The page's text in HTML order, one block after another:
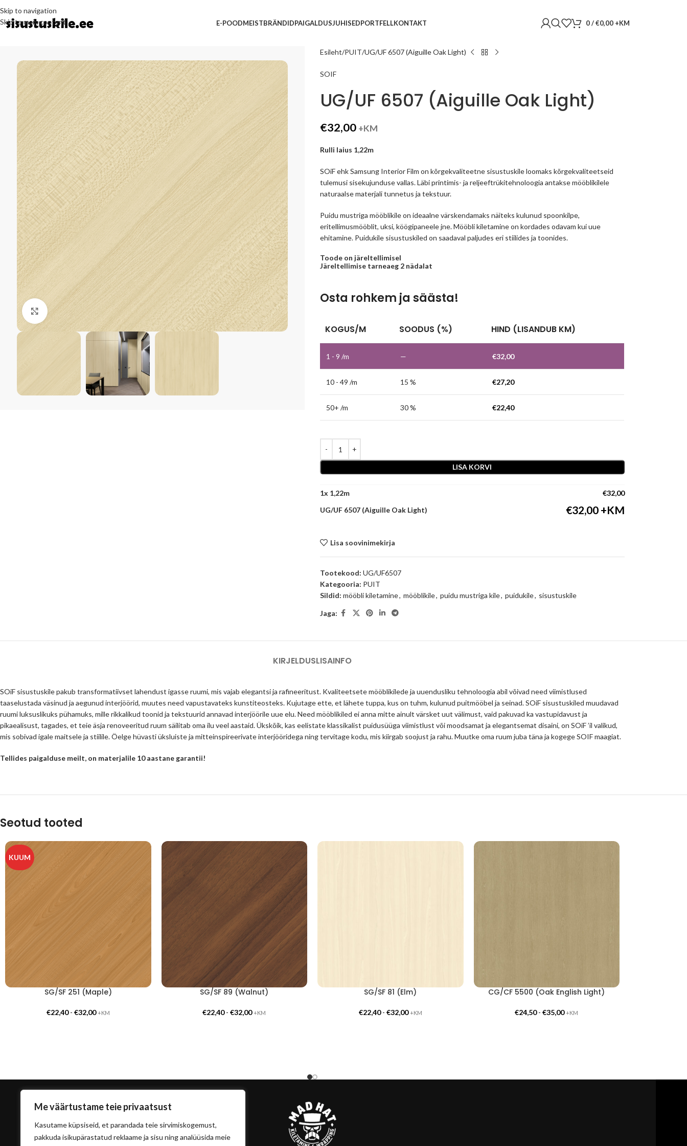
Me väärtustame teie privaatsust
Kasutame küpsiseid, et parandada teie sirvimiskogemust,
pakkuda isikupärastatud reklaame ja sisu ning analüüsida meie
Skip to navigation
Skip to main content
E-POODMEISTBRÄNDIDPAIGALDUSJUHISEDPORTFELLKONTAKT 0/€0,00
Kliki suurendamiseks
Esileht PUIT UG/UF 6507 (Aiguille Oak Light)
SOIF
UG/UF 6507 (Aiguille Oak Light)
€32,00 +KM
Rulli laius 1,22m
SOiF ehk Samsung Interior Film on kõrgekvaliteetne sisustuskile loomaks kõrgekvaliteetseid
tulemusi sisekujunduse vallas. Läbi printimis- ja reljeeftrükitehnoloogia antakse mööblikilele
naturaalse materjali tunnetus ja tekstuur.
Puidu mustriga mööblikile on ideaalne värskendamaks näiteks kulunud spoonkilpe,
eritellimusmööblit, uksi, köögipaneele jne. Mööbli kiletamine on kordades odavam kui uue
ehitamine. Puidukile sisustuskiled on saadaval paljudes eri stiilides ja toonides.
Toode on järeltellimisel
Järeltellimise tarneaeg 2 nädalat
Osta rohkem ja säästa!
KOGUS/M SOODUS (%) HIND (LISANDUB KM)
1 - 9 /m — €32,00
10 - 49 /m 15 % €27,20
50+ /m 30 % €22,40
LISA KORVI
1x €32,00
UG/UF 6507 (Aiguille Oak Light)
€32,00
Lisa soovinimekirja
Tootekood: UG/UF6507
Kategooria: PUIT
Sildid: mööbli kiletamine, mööblikile, puidu mustriga kile, puidukile, sisustuskile
Jaga:
KIRJELDUSLISAINFO
SOiF sisustuskile pakub transformatiivset lahendust igasse ruumi, mis vajab elegantsi ja rafineeritust. Kvaliteetsete mööblikilede ja uuendusliku tehnoloogia abil võivad need viimistlused
taaselustada väsinud ja aegunud interjöörid, muutes need vapustavateks kunstiteosteks. Kujutage ette, et lähete tuppa, kus on tuhm, kulunud puitmööbel ja seinad. SOiF sisustuskiled muudavad
ruumi luksuslikuks pühamuks, mille rikkalikud toonid ja tekstuurid annavad interjöörile uue elu. Need mööblikiled ei anna mitte ainult värsket uut välimust, vaid pakuvad ka vastupidavust ja
pikaealisust, tagades, et teie äsja renoveeritud ruum säilitab oma ilu veel aastaid. Ükskõik, kas eelistate klassikalist puidusüüga viimistlust või moodsamat ja elegantsemat disaini, on SOiF ’il valikud,
mis sobivad igale maitsele ja stiilile. Öelge hüvasti üksluiste ja mitteinspireerivate interjööridega ning tervitage kodu, mis kiirgab soojust ja rahu. Muutke oma ruum juba täna ja kogege SOIF maagiat.
Tellides paigalduse meilt, on materjalile 10 aastane garantii!
Seotud tooted
KUUM
SG/SF 251 (Maple)
€22,40- €32,00 +KM
SG/SF 89 (Walnut)
€22,40-€32,00 +KM
SG/SF 81 (Elm)
€22,40- €32,00 +KM
CG/CF 5500 (Oak English Light)
€24,50-€35,00 +KM